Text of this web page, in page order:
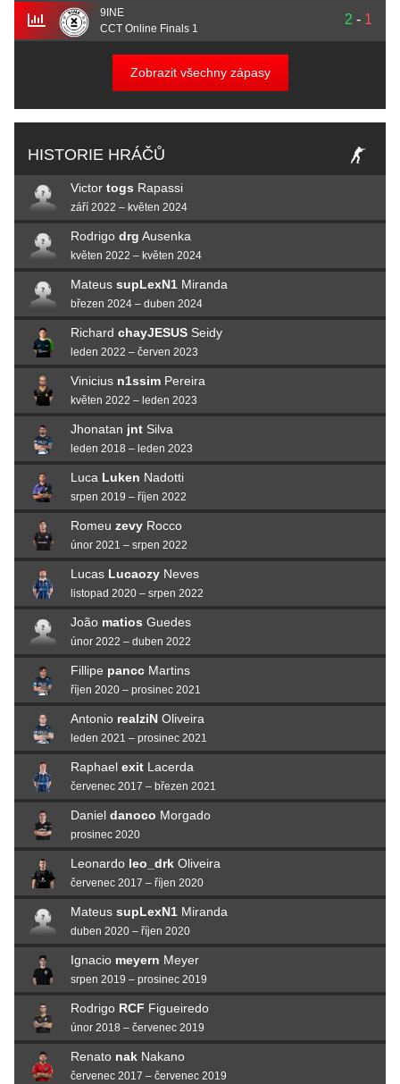
9INE
CCT Online Finals 1
2 - 1
Zobrazit všechny zápasy
HISTORIE HRÁČŮ
Victor togs Rapassi
září 2022 – květen 2024
Rodrigo drg Ausenka
květen 2022 – květen 2024
Mateus supLexN1 Miranda
březen 2024 – duben 2024
Richard chayJESUS Seidy
leden 2022 – červen 2023
Vinicius n1ssim Pereira
květen 2022 – leden 2023
Jhonatan jnt Silva
leden 2018 – leden 2023
Luca Luken Nadotti
srpen 2019 – říjen 2022
Romeu zevy Rocco
únor 2021 – srpen 2022
Lucas Lucaozy Neves
listopad 2020 – srpen 2022
João matios Guedes
únor 2022 – duben 2022
Fillipe pancc Martins
říjen 2020 – prosinec 2021
Antonio realziN Oliveira
leden 2021 – prosinec 2021
Raphael exit Lacerda
červenec 2017 – březen 2021
Daniel danoco Morgado
prosinec 2020
Leonardo leo_drk Oliveira
červenec 2017 – říjen 2020
Mateus supLexN1 Miranda
duben 2020 – říjen 2020
Ignacio meyern Meyer
srpen 2019 – prosinec 2019
Rodrigo RCF Figueiredo
únor 2018 – červenec 2019
Renato nak Nakano
červenec 2017 – červenec 2019